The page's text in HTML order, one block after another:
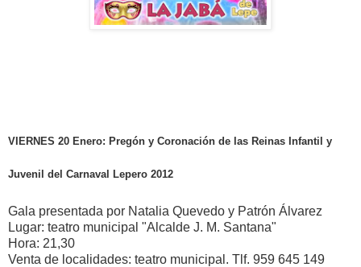
VIERNES 20 Enero: Pregón y Coronación de las Reinas Infantil y
Juvenil del Carnaval Lepero 2012
Gala presentada por Natalia Quevedo y Patrón Álvarez
Lugar: teatro municipal "Alcalde J. M. Santana"
Hora: 21,30
Venta de localidades: teatro municipal. Tlf. 959 645 149